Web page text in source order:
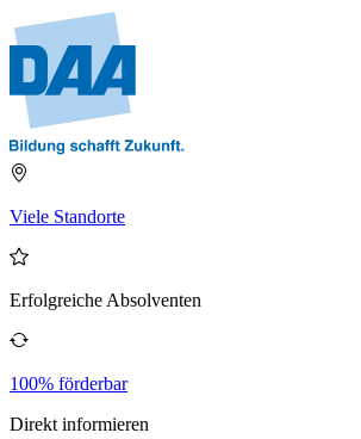
Viele Standorte
Erfolgreiche Absolventen
100% förderbar
Direkt informieren